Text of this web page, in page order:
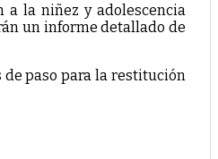
a la niñez y adolescencia
un informe detallado de
de paso para la restitución